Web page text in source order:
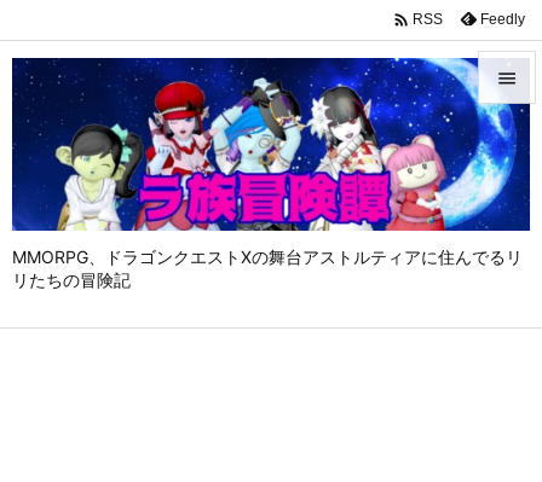
MMORPG、ドラゴンクエストⅩの舞台アストルティアに住んでるリ
リたちの冒険記


メニュ

サイド

 RSS Feedly